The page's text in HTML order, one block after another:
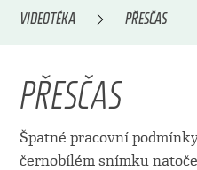
VIDEOTÉKA PŘESČAS
PŘESČAS
Špatné pracovní
černobílém snímku